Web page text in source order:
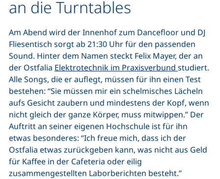
an die Turntables
Am Abend wird der Innenhof zum Dancefloor und DJ
Fliesentisch sorgt ab 21:30 Uhr für den passenden
Sound. Hinter dem Namen steckt Felix Mayer, der an
der Ostfalia Elektrotechnik im Praxisverbund studiert.
Alle Songs, die er auflegt, müssen für ihn einen Test
bestehen: “Sie müssen mir ein schelmisches Lächeln
aufs Gesicht zaubern und mindestens der Kopf, wenn
nicht gleich der ganze Körper, muss mitwippen.” Der
Auftritt an seiner eigenen Hochschule ist für ihn
etwas besonderes: “Ich freue mich, dass ich der
Ostfalia etwas zurückgeben kann, was nicht aus Geld
für Kaffee in der Cafeteria oder eilig
zusammengestellten Laborberichten besteht.”